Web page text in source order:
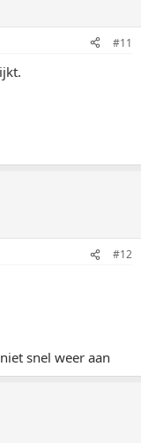
#11
#12
snel weer aan